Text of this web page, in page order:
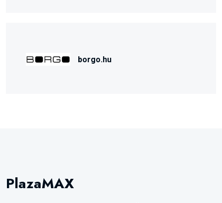
borgo.hu
PlazaMAX